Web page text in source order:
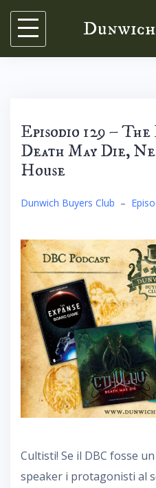
Skip
content
Episodio 129 –
Death May Die,
House
Dunwich Buyers Club –
Cultisti! Se il DBC fosse
speaker i protagonisti al